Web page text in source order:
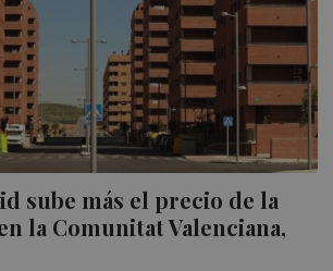
sube más el precio de la
la Comunitat Valenciana,